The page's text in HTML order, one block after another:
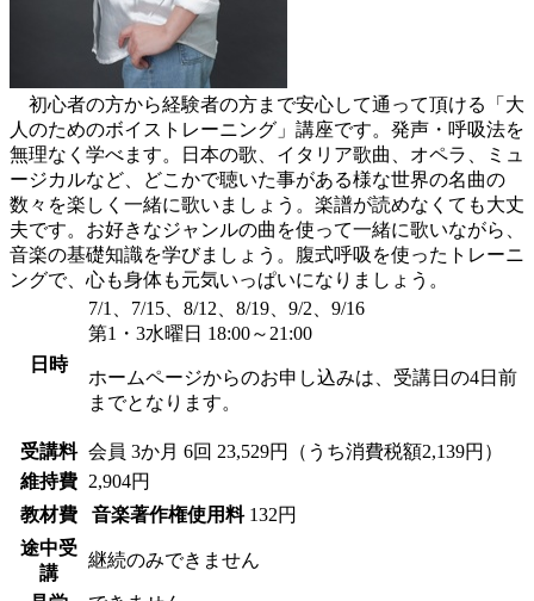
初心者の方から経験者の方まで安心して通って頂ける「大
人のためのボイストレーニング」講座です。発声・呼吸法を
無理なく学べます。日本の歌、イタリア歌曲、オペラ、ミュ
ージカルなど、どこかで聴いた事がある様な世界の名曲の
数々を楽しく一緒に歌いましょう。楽譜が読めなくても大丈
夫です。お好きなジャンルの曲を使って一緒に歌いながら、
音楽の基礎知識を学びましょう。腹式呼吸を使ったトレーニ
ングで、心も身体も元気いっぱいになりましょう。
日時
7/1、7/15、8/12、8/19、9/2、9/16
第1・3水曜日 18:00～21:00
ホームページからのお申し込みは、受講日の4日前
までとなります。
受講料 会員 3か月 6回 23,529円（うち消費税額2,139円）
維持費
2,904円
教材費
音楽著作権使用料 132円
途中受
講
継続のみできません